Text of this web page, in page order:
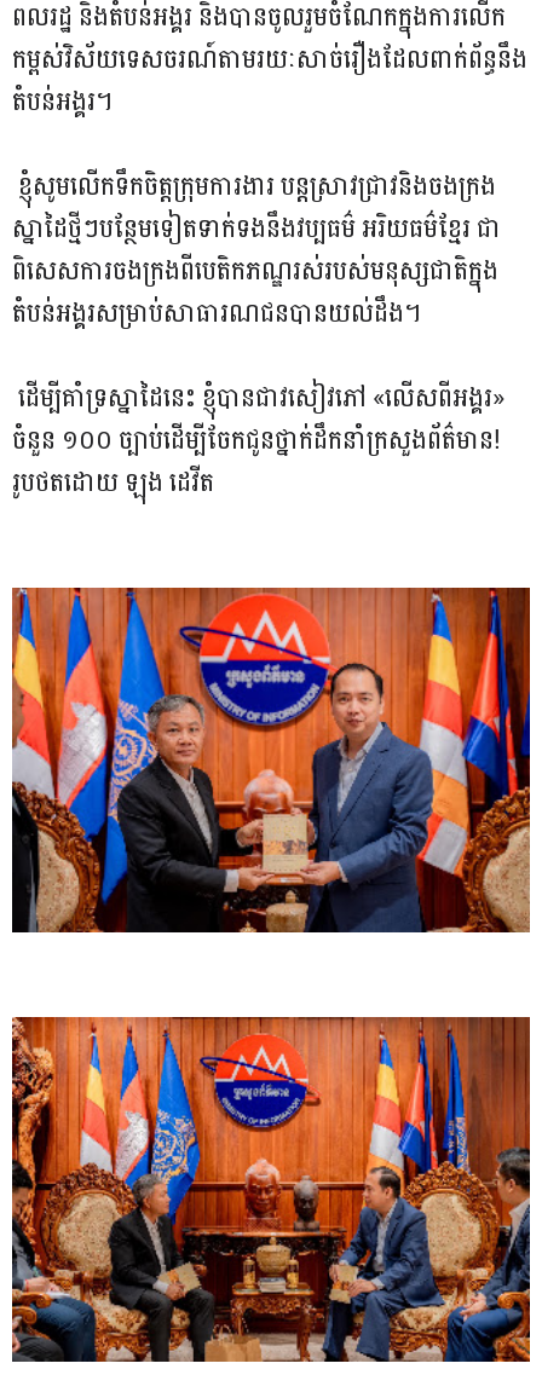
ពលរដ្ឋ និងតំបន់អង្គរ និងបានចូលរួមចំណែកក្នុងការលើក
កម្ពស់វិស័យទេសចរណ៍តាមរយៈសាច់រឿងដែលពាក់ព័ន្ធនឹង
តំបន់អង្គរ។
ខ្ញុំសូមលើកទឹកចិត្តក្រុមការងារ បន្តស្រាវជ្រាវនិងចងក្រង
ស្នាដៃថ្មីៗបន្ថែមទៀតទាក់ទងនឹងវប្បធម៌ អរិយធម៌ខ្មែរ ជា
ពិសេសការចងក្រងពីបេតិកភណ្ឌរស់របស់មនុស្សជាតិក្នុង
តំបន់អង្គរសម្រាប់សាធារណជនបានយល់ដឹង។
ដើម្បីគាំទ្រស្នាដៃនេះ ខ្ញុំបានជាវសៀវភៅ «លើសពីអង្គរ»
ចំនួន ១០០ ច្បាប់ដើម្បីចែកជូនថ្នាក់ដឹកនាំក្រសួងព័ត៌មាន!
រូបថតដោយ ឡុង ដេវីត